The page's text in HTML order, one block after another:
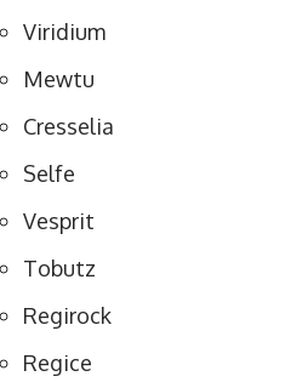
Viridium
Mewtu
Cresselia
Selfe
Vesprit
Tobutz
Regirock
Regice